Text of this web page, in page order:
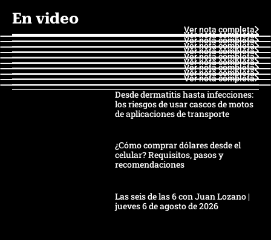
En video
Ver nota completa
Ver nota completa
Ver nota completa
Ver nota completa
Ver nota completa
Ver nota completa
Ver nota completa
Ver nota completa
Ver nota completa
Ver nota completa
Desde dermatitis hasta infecciones:
los riesgos de usar cascos de motos
de aplicaciones de transporte
¿Cómo comprar dólares desde el
celular? Requisitos, pasos y
recomendaciones
Las seis de las 6 con Juan Lozano |
jueves 6 de agosto de 2026